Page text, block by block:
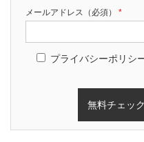
メールアドレス（必須） *
プライバシーポリシ